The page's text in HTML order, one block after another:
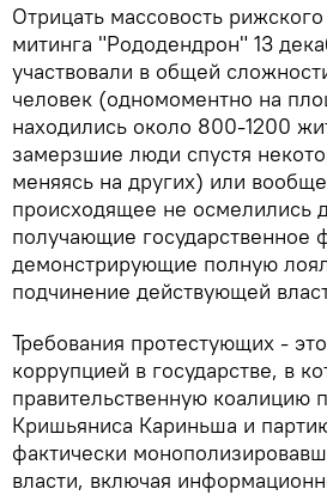
Отрицать массовость
митинга "Рододендрон" 13
участвовали в общей
человек (одномоментно на
находились около 800-1200
замерзшие люди спустя
меняясь на других) или
происходящее не
получающие государственное
демонстрирующие полную
подчинение действующей
Требования протестующих -
коррупцией в государстве, в
правительственную коалицию
Кришьяниса Кариньша и
фактически
власти, включая